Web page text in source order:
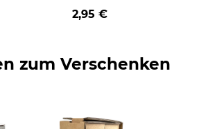
Weihnachten - HO
HO HO - schwarz
2,95 €
zum Verschenken